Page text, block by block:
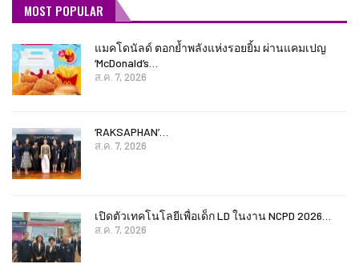
MOST POPULAR
แมคโดนัลด์ ตอกย้ำพลังแห่งรอยยิ้ม ผ่านแคมเปญ
‘McDonald’s…
ส.ค. 7, 2026
‘RAKSAPHAN’…
ส.ค. 7, 2026
เปิดตัวเทคโนโลยีเพื่อเด็ก LD ในงาน NCPD 2026…
ส.ค. 7, 2026